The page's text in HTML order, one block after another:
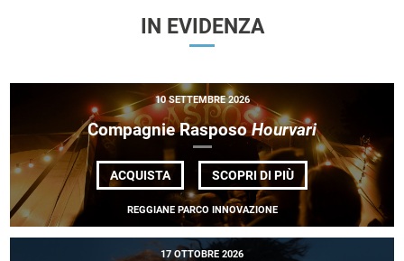
IN EVIDENZA
10 SETTEMBRE 2026
Compagnie RasposoHourvari
ACQUISTA SCOPRI DI PIÙDI
COMPAGNIE
<EM>HOURVARI</
REGGIANE PARCO INNOVAZIONE
17 OTTOBRE 2026